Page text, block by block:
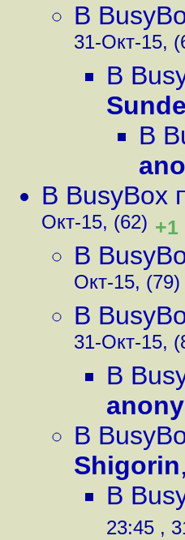
В
31-Окт-15,
В
В
В BusyBox
Окт-15, (62) +1
В
Окт-15, (79)
В
31-Окт-15,
В
В
Shigorin,
В
23:45 ,